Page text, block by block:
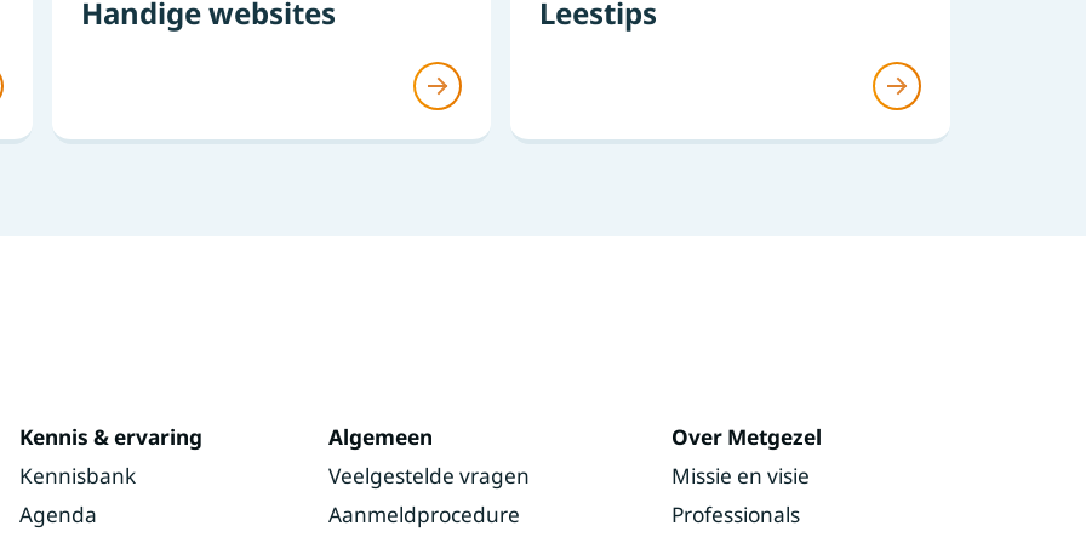
Handige websites Leestips
Kennis & ervaring
Kennisbank
Agenda
Algemeen
Veelgestelde vragen
Aanmeldprocedure
Over Metgezel
Missie en visie
Professionals